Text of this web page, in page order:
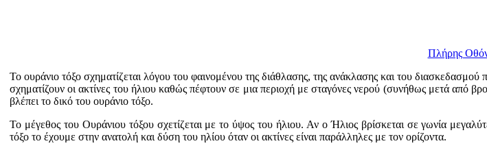
Πλήρης
Το ουράνιο τόξο σχηματίζεται λόγου του φαινομένου της διάθλασης, της ανάκλασης και του
σχηματίζουν οι ακτίνες του ήλιου καθώς πέφτουν σε μια περιοχή με σταγόνες νερού (συνήθως μετά από
βλέπει το δικό του ουράνιο τόξο.
Το μέγεθος του Ουράνιου τόξου σχετίζεται με το ύψος του ήλιου. Αν ο Ήλιος βρίσκεται σε γωνία
τόξο το έχουμε στην ανατολή και δύση του ηλίου όταν οι ακτίνες είναι παράλληλες με τον ορίζοντα.